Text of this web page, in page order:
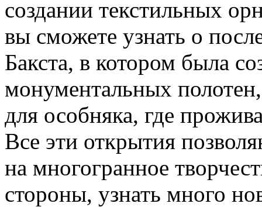
создании текстильных
вы сможете узнать о
Бакста, в котором была
монументальных
для особняка, где
Все эти открытия
на многогранное
стороны, узнать много